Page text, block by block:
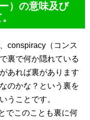
）の意味及び
conspiracy（コンス
裏で何か隠れている
あれば裏があります
のかな？という裏を
うことです。
でこのことも裏に何